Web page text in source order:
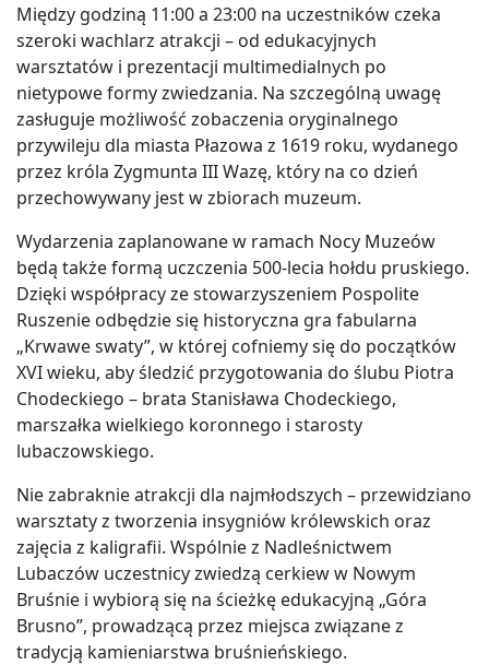
Między godziną 11:00 a 23:00 na uczestników czeka
szeroki wachlarz atrakcji – od edukacyjnych
warsztatów i prezentacji multimedialnych po
nietypowe formy zwiedzania. Na szczególną uwagę
zasługuje możliwość zobaczenia oryginalnego
przywileju dla miasta Płazowa z 1619 roku, wydanego
przez króla Zygmunta III Wazę, który na co dzień
przechowywany jest w zbiorach muzeum.
Wydarzenia zaplanowane w ramach Nocy Muzeów
będą także formą uczczenia 500-lecia hołdu pruskiego.
Dzięki współpracy ze stowarzyszeniem Pospolite
Ruszenie odbędzie się historyczna gra fabularna
„Krwawe swaty”, w której cofniemy się do początków
XVI wieku, aby śledzić przygotowania do ślubu Piotra
Chodeckiego – brata Stanisława Chodeckiego,
marszałka wielkiego koronnego i starosty
lubaczowskiego.
Nie zabraknie atrakcji dla najmłodszych – przewidziano
warsztaty z tworzenia insygniów królewskich oraz
zajęcia z kaligrafii. Wspólnie z Nadleśnictwem
Lubaczów uczestnicy zwiedzą cerkiew w Nowym
Bruśnie i wybiorą się na ścieżkę edukacyjną „Góra
Brusno”, prowadzącą przez miejsca związane z
tradycją kamieniarstwa bruśnieńskiego.